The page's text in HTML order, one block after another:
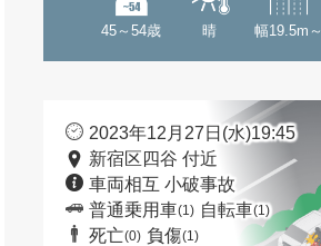
45～54歳 晴 幅19.5m～
2023年12月27日(水)19:45
新宿区四谷 付近
車両相互 小破事故
普通乗用車(1) 自転車(1)
死亡(0) 負傷(1)